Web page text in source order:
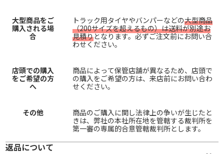
大型商品をご
購入される場
合
トラック用タイヤやバンパーなどの大型商品
（200サイズを超えるもの）は送料が別途お
見積りとなります。必ずご注文前にお問い合
わせください。
店頭での購入
をご希望の方
へ
商品によって保管店舗が異なるため、店頭で
の購入をご希望の方は、来店前にお問い合わ
せください。
その他
商品のご購入に関し法律上の争いが生じたと
きは、弊社の本社所在地を管轄する裁判所を
第一審の専属的合意管轄裁判所とします。
返品について